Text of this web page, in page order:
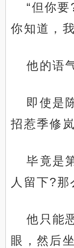
“但你
你知道，
他的语
即使是
招惹季修岚
毕竟是
人留下?那
他只能
眼，然后